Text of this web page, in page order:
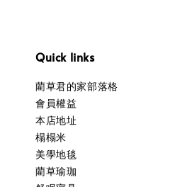
Quick links
藺草君的家部落格
會員權益
本店地址
榻榻米
美學地毯
藺草瑜珈